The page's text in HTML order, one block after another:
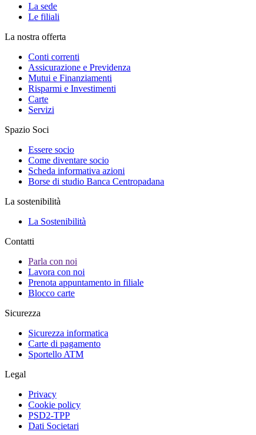
La sede
Le filiali
La nostra offerta
Conti correnti
Assicurazione e Previdenza
Mutui e Finanziamenti
Risparmi e Investimenti
Carte
Servizi
Spazio Soci
Essere socio
Come diventare socio
Scheda informativa azioni
Borse di studio Banca Centropadana
La sostenibilità
La Sostenibilità
Contatti
Parla con noi
Lavora con noi
Prenota appuntamento in filiale
Blocco carte
Sicurezza
Sicurezza informatica
Carte di pagamento
Sportello ATM
Legal
Privacy
Cookie policy
PSD2-TPP
Dati Societari